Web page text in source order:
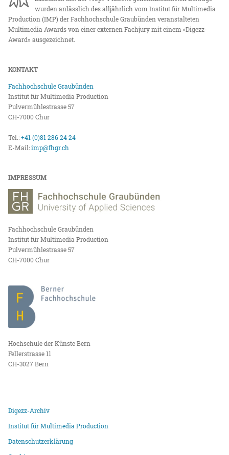
wurden anlässlich des alljährlich vom Institut für Multimedia
Production (IMP) der Fachhochschule Graubünden veranstalteten
Multimedia Awards von einer externen Fachjury mit einem «Digezz-
Award» ausgezeichnet.
KONTAKT
Fachhochschule Graubünden
Institut für Multimedia Production
Pulvermühlestrasse 57
CH-7000 Chur
Tel.:+41 (0)81 286 24 24
E-Mail:imp@fhgr.ch
IMPRESSUM
Fachhochschule Graubünden
Institut für Multimedia Production
Pulvermühlestrasse 57
CH-7000 Chur
Hochschule der Künste Bern
Fellerstrasse 11
CH-3027 Bern
Digezz-Archiv
Institut für Multimedia Production
Datenschutzerklärung